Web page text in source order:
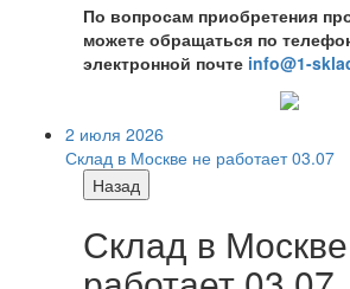
По вопросам приобретения
можете обращаться по
электронной почте info@1-
2 июля 2026
Склад в Москве не работает 03.07
Назад
Склад в